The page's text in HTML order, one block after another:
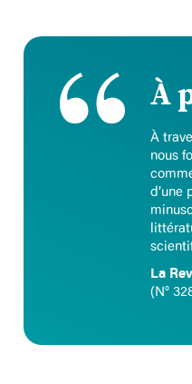
À
À
nous
d’une
La
(N°